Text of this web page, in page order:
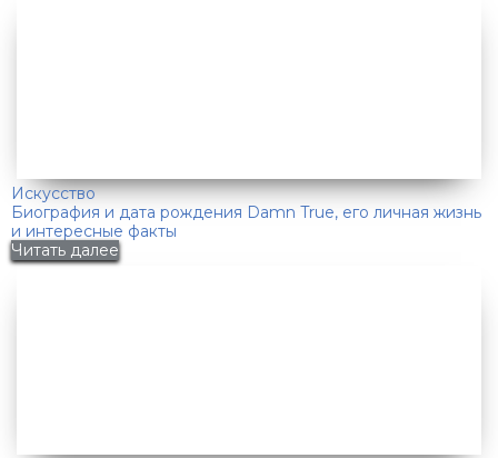
Искусство
Биография и дата рождения Damn True, его личная жизнь
и интересные факты
Читать далее